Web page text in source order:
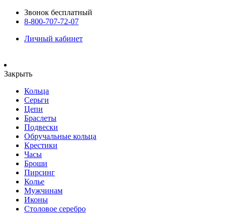
Звонок бесплатный
8-800-707-72-07
Личный кабинет
Закрыть
Кольца
Серьги
Цепи
Браслеты
Подвески
Обручальные кольца
Крестики
Часы
Броши
Пирсинг
Колье
Мужчинам
Иконы
Столовое серебро